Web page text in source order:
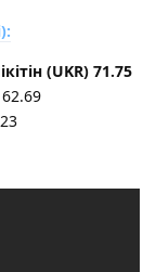
(UKR) 71.75